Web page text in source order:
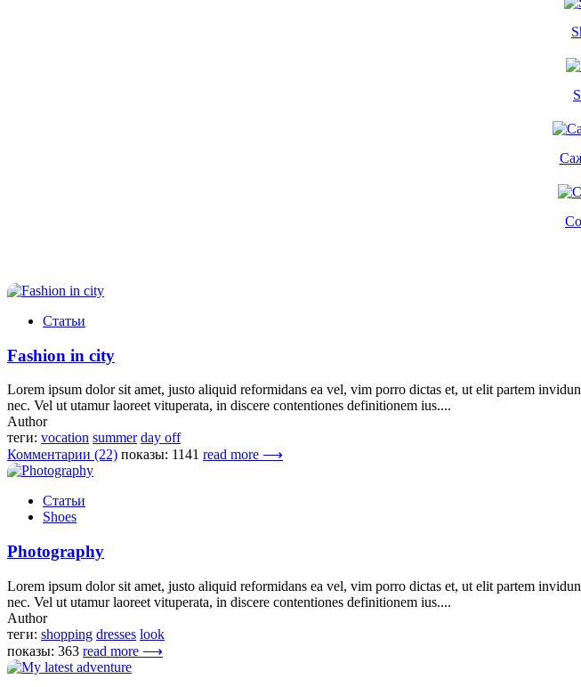
Статьи
Fashion in city
Lorem ipsum dolor sit amet, justo aliquid reformidans ea vel, vim porro dictas et, ut elit partem
nec. Vel ut utamur laoreet vituperata, in discere contentiones definitionem ius....
Author
теги: vocation summer day off
Комментарии (22) показы: 1141 read more ⟶
Статьи
Shoes
Photography
Lorem ipsum dolor sit amet, justo aliquid reformidans ea vel, vim porro dictas et, ut elit partem
nec. Vel ut utamur laoreet vituperata, in discere contentiones definitionem ius....
Author
теги: shopping dresses look
показы: 363 read more ⟶